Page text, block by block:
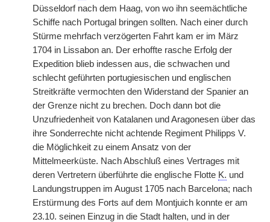
Düsseldorf nach dem Haag, von wo ihn seemächtliche
Schiffe nach Portugal bringen sollten. Nach einer durch
Stürme mehrfach verzögerten Fahrt kam er im März
1704 in Lissabon an. Der erhoffte rasche Erfolg der
Expedition blieb indessen aus, die schwachen und
schlecht geführten portugiesischen und englischen
Streitkräfte vermochten den Widerstand der Spanier an
der Grenze nicht zu brechen. Doch dann bot die
Unzufriedenheit von Katalanen und Aragonesen über das
ihre Sonderrechte nicht achtende Regiment Philipps V.
die Möglichkeit zu einem Ansatz von der
Mittelmeerküste. Nach Abschluß eines Vertrages mit
deren Vertretern überführte die englische Flotte K. und
Landungstruppen im August 1705 nach Barcelona; nach
Erstürmung des Forts auf dem Montjuich konnte er am
23.10. seinen Einzug in die Stadt halten, und in der